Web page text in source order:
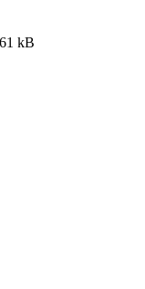
kB